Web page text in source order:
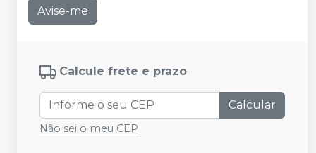
Avise-me
Calcule frete e prazo
Calcular
Não sei o meu CEP